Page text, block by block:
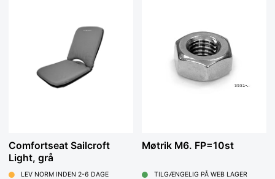
Comfortseat Sailcroft
Light, grå
LEV NORM INDEN 2-6 DAGE
Møtrik M6. FP=10st
TILGÆNGELIG PÅ WEB LAGER